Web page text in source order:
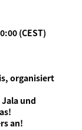
(CEST)
organisiert
und
an!